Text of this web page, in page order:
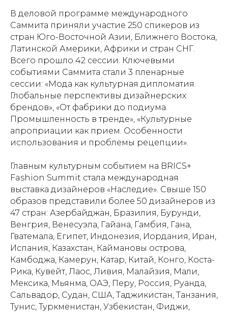
В деловой программе международного
Саммита приняли участие 250 спикеров из
стран Юго-Восточной Азии, Ближнего Востока,
Латинской Америки, Африки и стран СНГ.
Всего прошло 42 сессии. Ключевыми
событиями Саммита стали 3 пленарные
сессии: «Мода как культурная дипломатия.
Глобальные перспективы дизайнерских
брендов», «От фабрики до подиума.
Промышленность в тренде», «Культурные
апроприации как прием. Особенности
использования и проблемы рецепции».
Главным культурным событием на BRICS+
Fashion Summit стала международная
выставка дизайнеров «Наследие». Свыше 150
образов представили более 50 дизайнеров из
47 стран: Азербайджан, Бразилия, Бурунди,
Венгрия, Венесуэла, Гайана, Гамбия, Гана,
Гватемала, Египет, Индонезия, Иордания, Иран,
Испания, Казахстан, Каймановы острова,
Камбоджа, Камерун, Катар, Китай, Конго, Коста-
Рика, Кувейт, Лаос, Ливия, Малайзия, Мали,
Мексика, Мьянма, ОАЭ, Перу, Россия, Руанда,
Сальвадор, Судан, США, Таджикистан, Танзания,
Тунис, Туркменистан, Узбекистан, Фиджи,